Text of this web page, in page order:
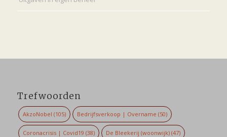
Trefwoorden
AkzoNobel (105) Bedrijfsverkoop | Overname (50)
Coronacrisis | Covid19 (38) De Bleekerij (woonwijk) (47)